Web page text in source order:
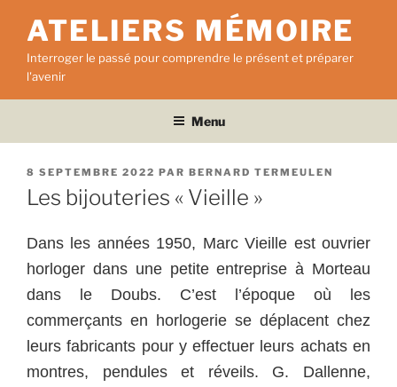
contenu
principal
ATELIERS MÉMOIRE
Interroger le passé pour comprendre le présent et préparer
l'avenir
Menu
PUBLIÉ
LE
8 SEPTEMBRE 2022 PAR BERNARD TERMEULEN
Les bijouteries « Vieille »
Dans les années 1950, Marc Vieille est ouvrier
horloger dans une petite entreprise à Morteau
dans le Doubs. C’est l’époque où les
commerçants en horlogerie se déplacent chez
leurs fabricants pour y effectuer leurs achats en
montres, pendules et réveils. G. Dallenne,